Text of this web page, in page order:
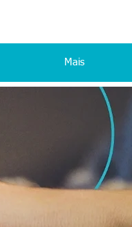
Mais